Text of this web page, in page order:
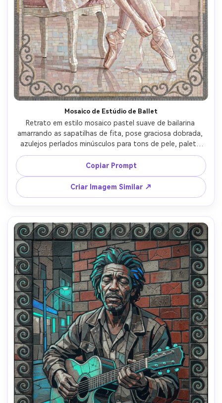
Mosaico de Estúdio de Ballet
Retrato em estilo mosaico pastel suave de bailarina
amarrando as sapatilhas de fita, pose graciosa dobrada,
azulejos perlados minúsculos para tons de pele, paleta
rosa claro e marfim, fundo de estúdio espelhado
simplificado em blocos de tesselas reflexivas, borda
delicada em filigrana, clima sereno e elegante, brilho do
azulejo altamente detalhado, composição equilibrada,
iluminação cinematográfica suave --ar 4:5
Copiar Prompt
Criar Imagem Similar ↗